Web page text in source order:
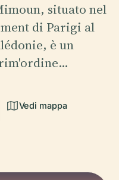
situato nel
di Parigi al
è un
Vedi mappa